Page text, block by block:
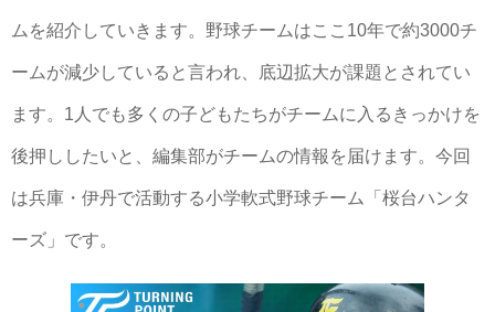
ムを紹介していきます。野球チームはここ10年で約3000チ
ームが減少していると言われ、底辺拡大が課題とされてい
ます。1人でも多くの子どもたちがチームに入るきっかけを
後押ししたいと、編集部がチームの情報を届けます。今回
は兵庫・伊丹で活動する小学軟式野球チーム「桜台ハンタ
ーズ」です。